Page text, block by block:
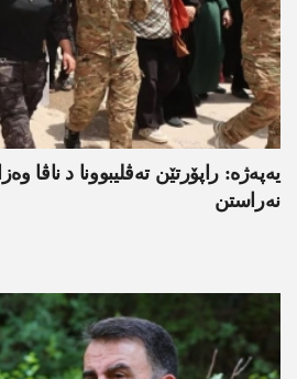
یەپەژە: راپۆرتێن تەڤلیبوونا د ناڤا
نەراستن